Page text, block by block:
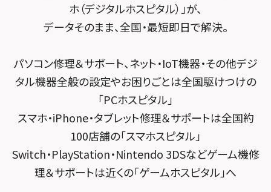
スマホスピタル千葉
スマホスピタル 大森
スマホスピタル練馬
スマホスピタル 神田
スマホスピタル三軒茶屋
スマホスピタル秋葉原
スマホスピタル京都河原町
スマホスピタル宇治槙島
スマホスピタル烏丸
スマホスピタル 京都宇治
スマホスピタル 福知山
スマホスピタル神戸三宮
ホ（デジタルホスピタル）」が、
データそのまま、全国・最短即日で解決。
パソコン修理＆サポート、ネット・IoT機器・その他デジ
タル機器全般の設定やお困りごとは全国駆けつけの
「PCホスピタル」
スマホ・iPhone・タブレット修理＆サポートは全国約
100店舗の「スマホスピタル」
Switch・PlayStation・Nintendo 3DSなどゲーム機修
理＆サポートは近くの「ゲームホスピタル」へ